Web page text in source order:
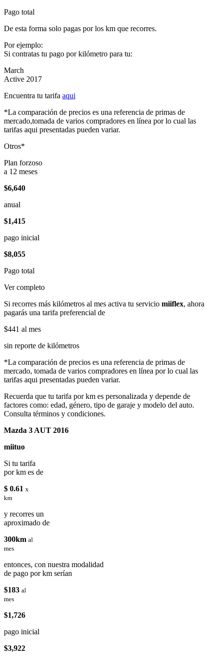
Pago total
De esta forma solo pagas por los km que recorres.
Por ejemplo:
Si contratas tu pago por kilómetro para tu:
March
Active 2017
Encuentra tu tarifa aqui
*La comparación de precios es una referencia de primas de
mercado,tomada de varios compradores en línea por lo cual las
tarifas aqui presentadas pueden variar.
Otros*
Plan forzoso
a 12 meses
$6,640
anual
$1,415
pago inicial
$8,055
Pago total
Ver completo
Si recorres más kilómetros al mes activa tu servicio miiflex, ahora
pagarás una tarifa preferencial de
$441 al mes
sin reporte de kilómetros
*La comparación de precios es una referencia de primas de
mercado, tomada de varios compradores en línea por lo cual las
tarifas aqui presentadas pueden variar.
Recuerda que tu tarifa por km es personalizada y depende de
factores como: edad, género, tipo de garaje y modelo del auto.
Consulta términos y condiciones.
Mazda 3 AUT 2016
miituo
Si tu tarifa
por km es de
$ 0.61 x
km
y recorres un
aproximado de
300km al
mes
entonces, con nuestra modalidad
de pago por km serían
$183 al
mes
$1,726
pago inicial
$3,922